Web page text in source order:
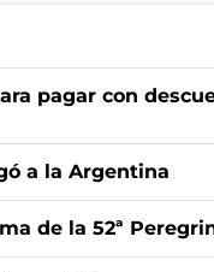
pagar con
a la Argentina
de la 52ª